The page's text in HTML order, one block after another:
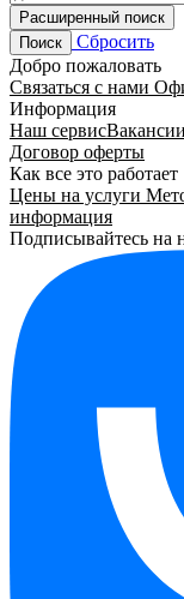
Расширенный поиск
Поиск
Сбросить
Добро пожаловать
Связаться с нами
Информация
Наш сервис
Договор оферты
Как все это работает
Цены на услуги
информация
Подписывайтесь на